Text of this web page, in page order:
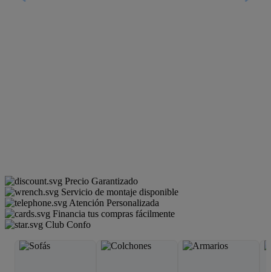
Precio Garantizado
Servicio de montaje disponible
Atención Personalizada
Financia tus compras fácilmente
Club Confo